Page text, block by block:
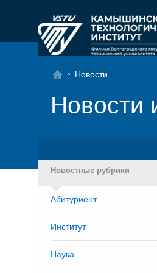
Новости
Новости
Новостные рубрики
Абитуриент
Институт
Наука